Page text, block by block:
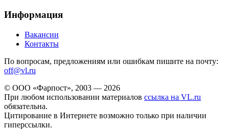
Информация
Вакансии
Контакты
По вопросам, предложениям или ошибкам пишите на почту:
off@vl.ru
© ООО «Фарпост», 2003 — 2026
При любом использовании материалов ссылка на VL.ru
обязательна.
Цитирование в Интернете возможно только при наличии
гиперссылки.